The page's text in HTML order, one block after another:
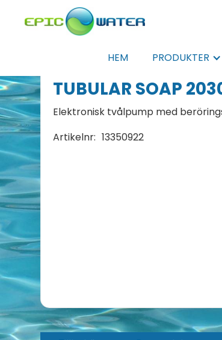
HEM PRODUKTER
TUBULAR SOAP
Elektronisk tvålpump med
Artikelnr: 13350922